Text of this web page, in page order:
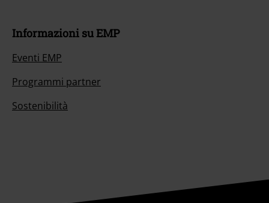
Informazioni su EMP
Eventi EMP
Programmi partner
Sostenibilità